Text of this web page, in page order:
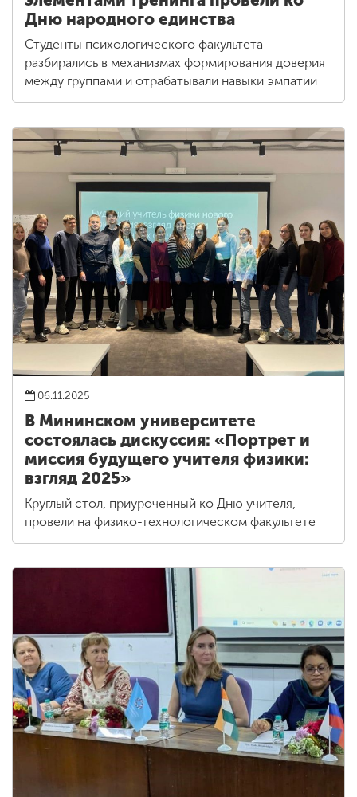
Дню народного единства
Студенты психологического факультета
разбирались в механизмах формирования доверия
между группами и отрабатывали навыки эмпатии
06.11.2025
В Мининском университете
состоялась дискуссия: «Портрет и
миссия будущего учителя физики:
взгляд 2025»
Круглый стол, приуроченный ко Дню учителя,
провели на физико-технологическом факультете